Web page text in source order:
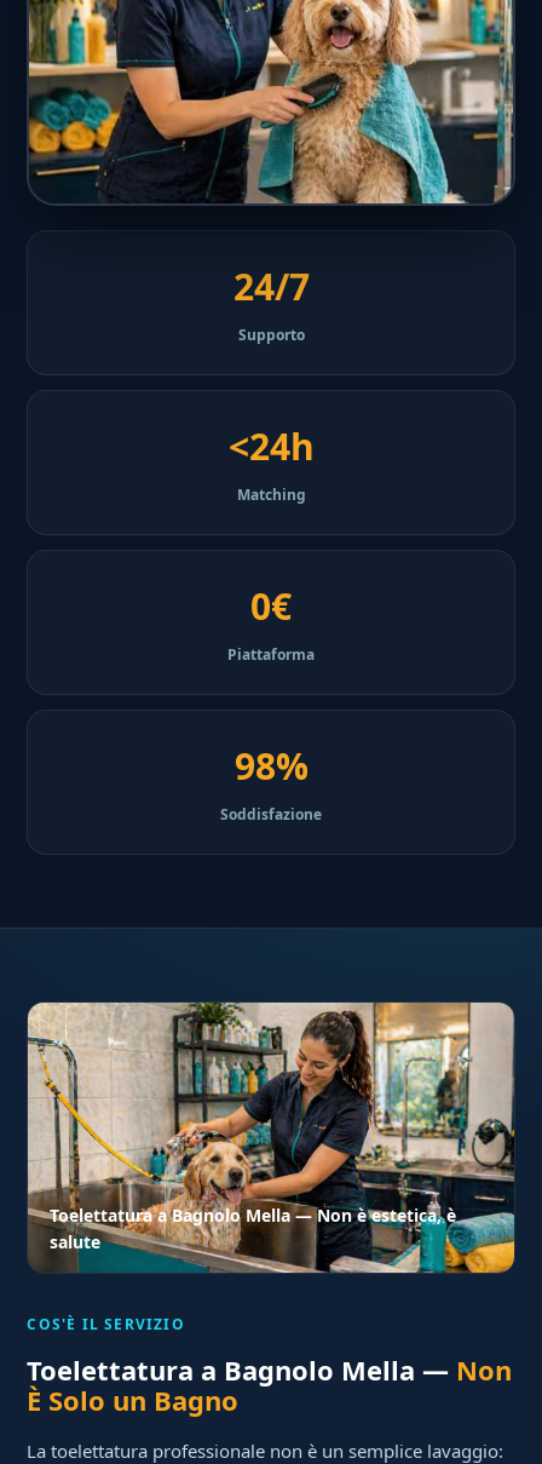
24/7
Supporto
<24h
Matching
0€
Piattaforma
98%
Soddisfazione
Toelettatura a Bagnolo Mella — Non è estetica, è
salute
COS'È IL SERVIZIO
Toelettatura a Bagnolo Mella — Non
È Solo un Bagno
La toelettatura professionale non è un semplice lavaggio: